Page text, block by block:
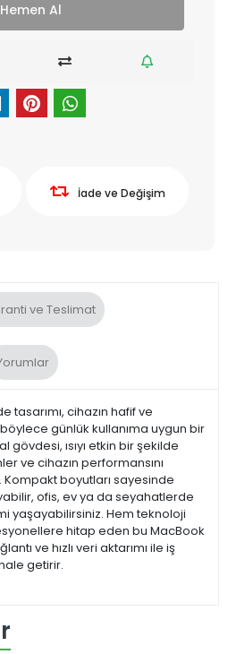
Hemen Al
İade ve Değişim
ve Teslimat
cihazın hafif ve
böylece günlük kullanıma uygun bir
ısıyı etkin bir şekilde
ve cihazın performansını
Kompakt boyutları sayesinde
ofis, ev ya da seyahatlerde
yaşayabilirsiniz. Hem teknoloji
hitap eden bu MacBook
ve hızlı veri aktarımı ile iş
getirir.